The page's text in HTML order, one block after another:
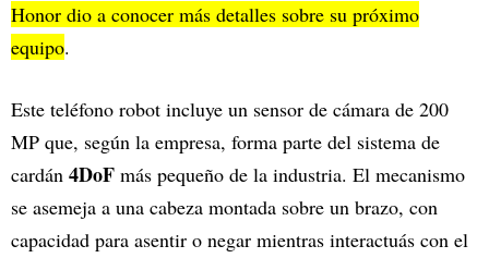
Honor dio a conocer más detalles sobre su próximo
equipo.
Este teléfono robot incluye un sensor de cámara de 200
MP que, según la empresa, forma parte del sistema de
cardán 4DoF más pequeño de la industria. El mecanismo
se asemeja a una cabeza montada sobre un brazo, con
capacidad para asentir o negar mientras interactuás con el